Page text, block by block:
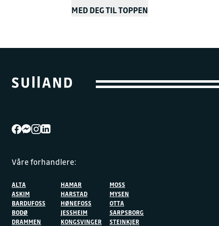
MED DEG TIL TOPPEN
Våre forhandlere:
ALTA
ASKIM
BARDUFOSS
BODØ
DRAMMEN
HAMAR
HARSTAD
HØNEFOSS
JESSHEIM
KONGSVINGER
MOSS
MYSEN
OTTA
SARPSBORG
STEINKJER